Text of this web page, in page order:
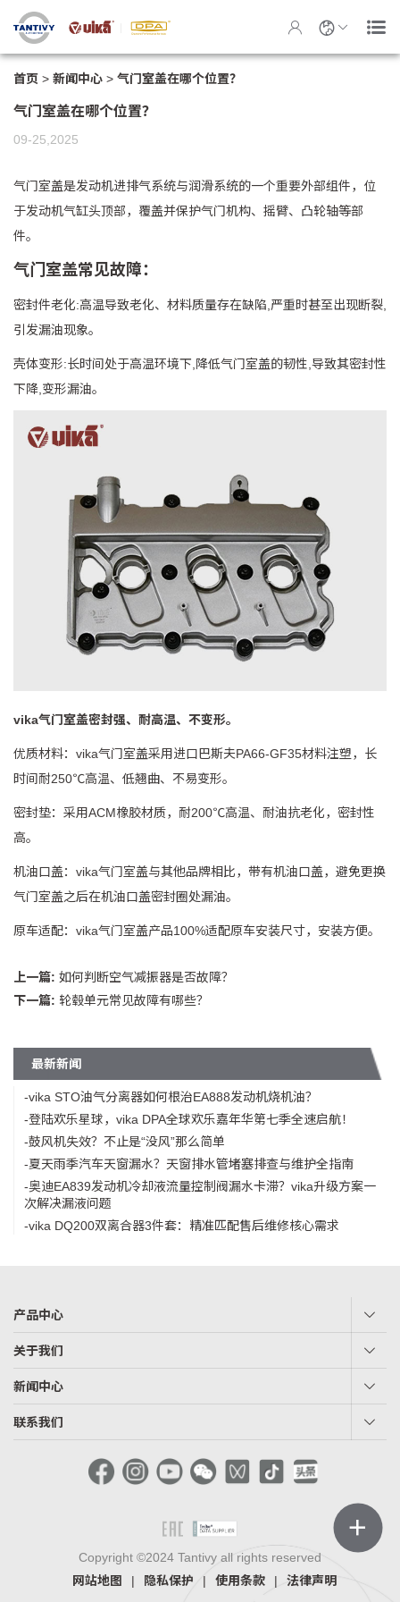
首页 > 新闻中心 > 气门室盖在哪个位置？
气门室盖在哪个位置？
09-25,2025
气门室盖是发动机进排气系统与润滑系统的一个重要外部组件，位
于发动机气缸头顶部，覆盖并保护气门机构、摇臂、凸轮轴等部
件。
气门室盖常见故障：
密封件老化:高温导致老化、材料质量存在缺陷,严重时甚至出现断裂,
引发漏油现象。
壳体变形:长时间处于高温环境下,降低气门室盖的韧性,导致其密封性
下降,变形漏油。
vika气门室盖密封强、耐高温、不变形。
优质材料： vika气门室盖采用进口巴斯夫PA66-GF35材料注塑，长
时间耐250℃高温、低翘曲、不易变形。
密封垫：采用ACM橡胶材质，耐200℃高温、耐油抗老化，密封性
高。
机油口盖：vika气门室盖与其他品牌相比，带有机油口盖，避免更换
气门室盖之后在机油口盖密封圈处漏油。
原车适配：vika气门室盖产品100%适配原车安装尺寸，安装方便。
上一篇: 如何判断空气减振器是否故障？
下一篇: 轮毂单元常见故障有哪些？
最新新闻
-vika STO油气分离器如何根治EA888发动机烧机油？
-登陆欢乐星球，vika DPA全球欢乐嘉年华第七季全速启航！
-鼓风机失效？不止是“没风”那么简单
-夏天雨季汽车天窗漏水？天窗排水管堵塞排查与维护全指南
-奥迪EA839发动机冷却液流量控制阀漏水卡滞？vika升级方案一
次解决漏液问题
-vika DQ200双离合器3件套：精准匹配售后维修核心需求
产品中心
关于我们
新闻中心
联系我们
Copyright ©2024 Tantivy all rights reserved
网站地图
| 隐私保护 | 使用条款 | 法律声明
＋